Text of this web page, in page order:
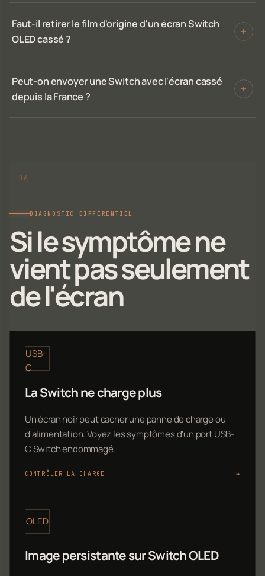
Faut-il retirer le film d'origine d'un écran Switch
OLED cassé ?
Peut-on envoyer une Switch avec l'écran cassé
depuis la France ?
DIAGNOSTIC DIFFÉRENTIEL
Si le symptôme ne
vient pas seulement
de l'écran
USB-
C
La Switch ne charge plus
Un écran noir peut cacher une panne de charge ou
d'alimentation. Voyez les symptômes d'un port USB-
C Switch endommagé.
CONTRÔLER LA CHARGE →
OLED
Image persistante sur Switch OLED